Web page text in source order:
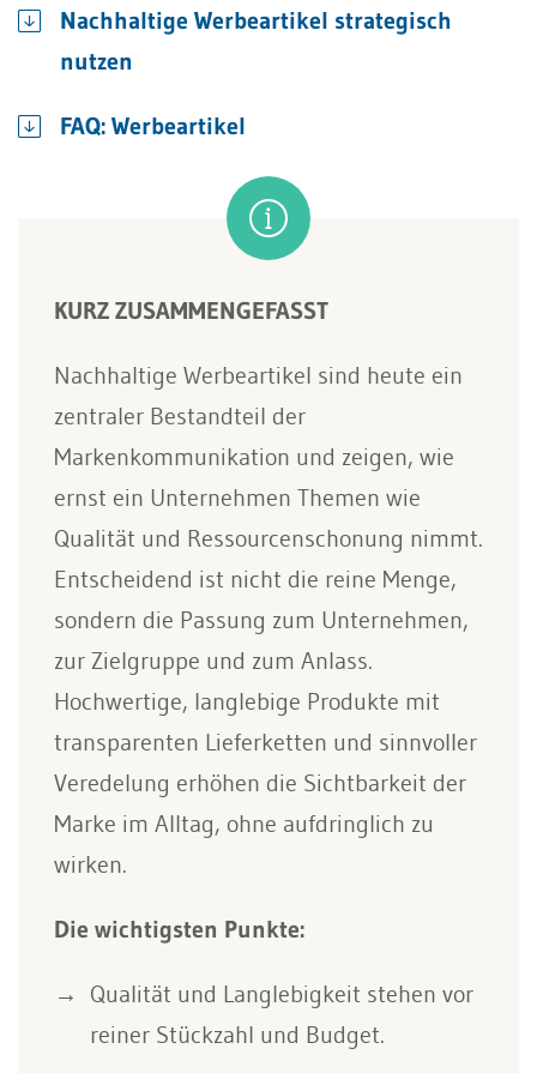
Nachhaltige Werbeartikel strategisch
nutzen
FAQ: Werbeartikel
KURZ ZUSAMMENGEFASST
Nachhaltige Werbeartikel sind heute ein
zentraler Bestandteil der
Markenkommunikation und zeigen, wie
ernst ein Unternehmen Themen wie
Qualität und Ressourcenschonung nimmt.
Entscheidend ist nicht die reine Menge,
sondern die Passung zum Unternehmen,
zur Zielgruppe und zum Anlass.
Hochwertige, langlebige Produkte mit
transparenten Lieferketten und sinnvoller
Veredelung erhöhen die Sichtbarkeit der
Marke im Alltag, ohne aufdringlich zu
wirken.
Die wichtigsten Punkte:
Qualität und Langlebigkeit stehen vor
reiner Stückzahl und Budget.